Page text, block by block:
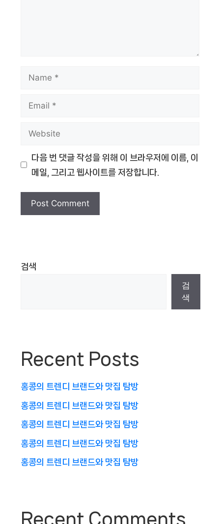
Name
Email
Website
다음 번 댓글 작성을 위해 이 브라우저에 이름, 이
메일, 그리고 웹사이트를 저장합니다.
검색
검
색
Recent Posts
홍콩의 트렌디 브랜드와 맛집 탐방
홍콩의 트렌디 브랜드와 맛집 탐방
홍콩의 트렌디 브랜드와 맛집 탐방
홍콩의 트렌디 브랜드와 맛집 탐방
홍콩의 트렌디 브랜드와 맛집 탐방
Recent Comments